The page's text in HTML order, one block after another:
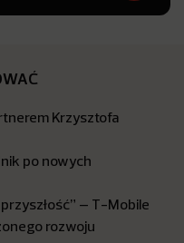
Krzysztofa
po nowych
– T-Mobile
rozwoju